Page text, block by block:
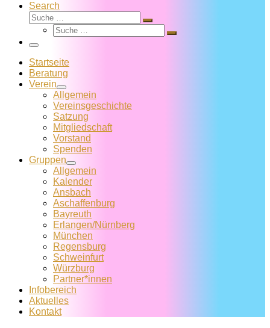
Search
Suche
Suche
Suche
Suche
Menü
Startseite
Beratung
Verein
Allgemein
Vereins­geschichte
Satzung
Mitglied­schaft
Vorstand
Spenden
Gruppen
Allgemein
Kalender
Ansbach
Aschaffenburg
Bayreuth
Erlangen/Nürnberg
München
Regensburg
Schweinfurt
Würzburg
Partner*innen
Infobereich
Aktuelles
Kontakt